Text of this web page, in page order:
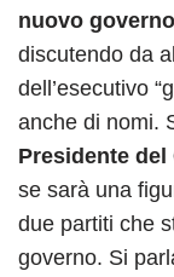
nuovo governo
discutendo da
dell’esecutivo
anche di nomi.
Presidente
se sarà una
due partiti che
governo. Si